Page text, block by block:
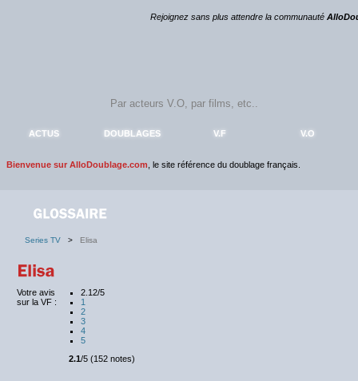
Rejoignez sans plus attendre la communauté
ACTUS DOUBLAGES V.F V.O
Bienvenue sur AlloDoublage.com , le site référence du doublage français.
Series TV > Elisa
Votre avis
sur la VF :
2.12/5
1
2
3
4
5
2.1/5 (152 notes)